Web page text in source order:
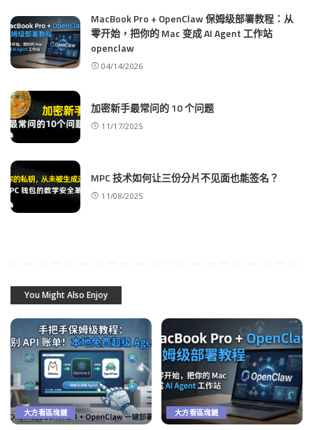
MacBook Pro + OpenClaw 保姆级部署教程：从
零开始，把你的 Mac 变成 AI Agent 工作站
openclaw
04/14/2026
加密新手最常问的 10 个问题
11/17/2025
MPC 技术如何让三份分片不见面也能签名？
11/08/2025
You Might Also Enjoy
大方看區塊鏈 大方看區塊鏈